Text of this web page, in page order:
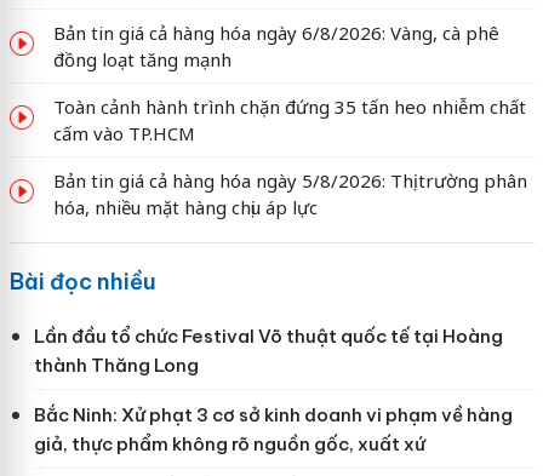
Bản tin giá cả hàng hóa ngày 6/8/2026: Vàng, cà phê
đồng loạt tăng mạnh
Toàn cảnh hành trình chặn đứng 35 tấn heo nhiễm chất
cấm vào TP.HCM
Bản tin giá cả hàng hóa ngày 5/8/2026: Thị trường phân
hóa, nhiều mặt hàng chịu áp lực
Bài đọc nhiều
Lần đầu tổ chức Festival Võ thuật quốc tế tại Hoàng
thành Thăng Long
Bắc Ninh: Xử phạt 3 cơ sở kinh doanh vi phạm về hàng
giả, thực phẩm không rõ nguồn gốc, xuất xứ